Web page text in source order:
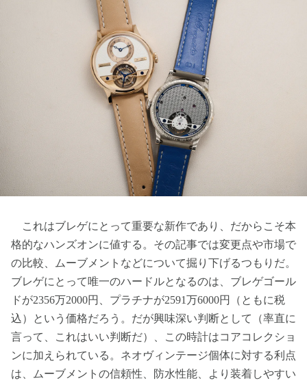
これはブレゲにとって重要な新作であり、だからこそ本
格的なハンズオンに値する。その記事では変更点や市場で
の比較、ムーブメントなどについて掘り下げるつもりだ。
ブレゲにとって唯一のハードルとなるのは、ブレゲゴール
ドが2356万2000円、プラチナが2591万6000円（ともに税
込）という価格だろう。だが興味深い判断として（率直に
言って、これはいい判断だ）、この時計はコアコレクショ
ンに加えられている。ネオヴィンテージ個体に対する利点
は、ムーブメントの信頼性、防水性能、より装着しやすい